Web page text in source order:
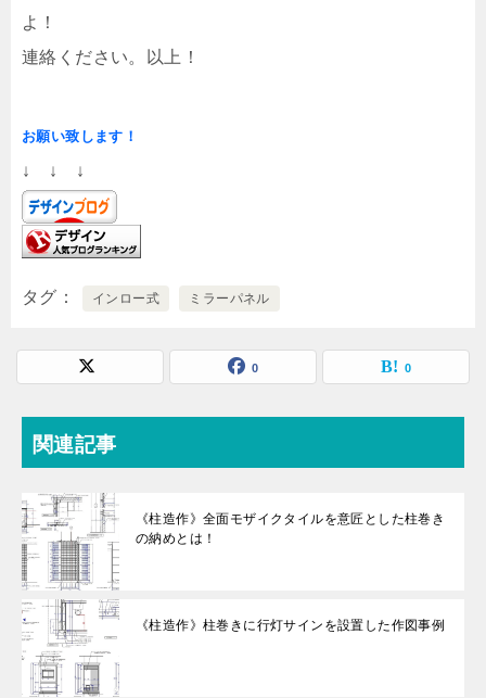
よ！
連絡ください。以上！
お願い致します！
↓ ↓ ↓
タグ インロー式 ミラーパネル
0 0
関連記事
《柱造作》全面モザイクタイルを意匠とした柱巻き
の納めとは！
《柱造作》柱巻きに行灯サインを設置した作図事例